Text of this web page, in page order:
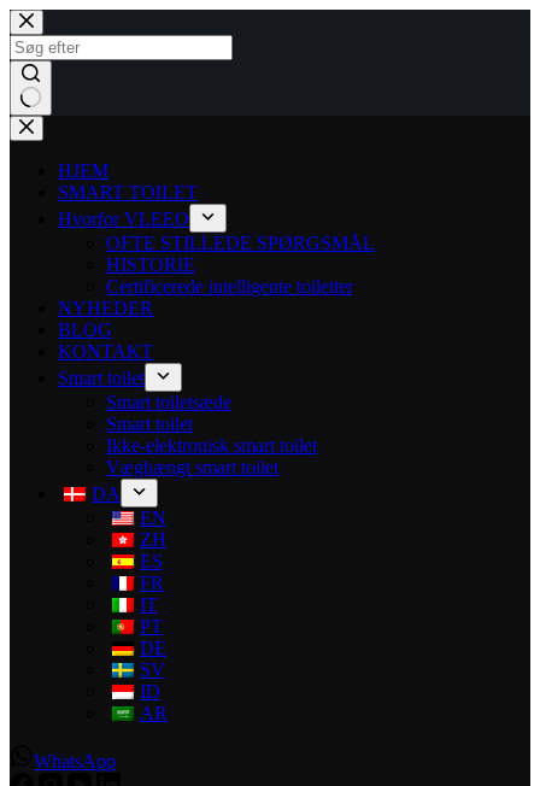
HJEM
SMART TOILET
Hvorfor VLEEO
OFTE STILLEDE SPØRGSMÅL
HISTORIE
Certificerede intelligente toiletter
NYHEDER
BLOG
KONTAKT
Smart toilet
Smart toiletsæde
Smart toilet
Ikke-elektronisk smart toilet
Væghængt smart toilet
DA
EN
ZH
ES
FR
IT
PT
DE
SV
ID
AR
WhatsApp